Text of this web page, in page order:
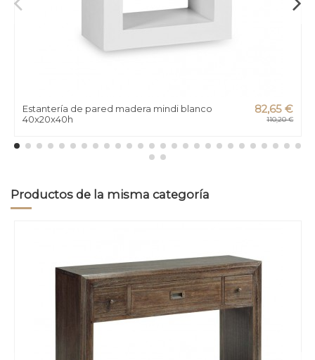
Estantería de pared madera mindi blanco
40x20x40h
82,65 €
110,20 €
Productos de la misma categoría